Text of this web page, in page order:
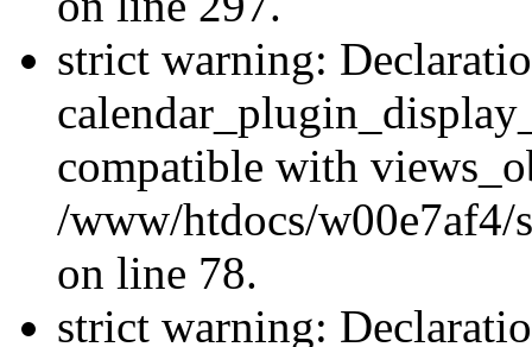
strict warning:
compatible with
/www/htdocs/w00e7af4/
on line 78.
strict warning: